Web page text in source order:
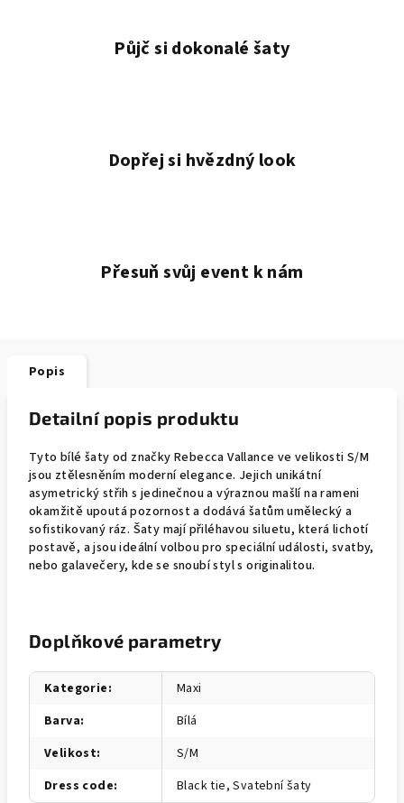
Půjč si dokonalé šaty
Dopřej si hvězdný look
Přesuň svůj event k nám
Popis
Detailní popis produktu
Tyto bílé šaty od značky Rebecca Vallance ve velikosti S/M
jsou ztělesněním moderní elegance. Jejich unikátní
asymetrický střih s jedinečnou a výraznou mašlí na rameni
okamžitě upoutá pozornost a dodává šatům umělecký a
sofistikovaný ráz. Šaty mají přiléhavou siluetu, která lichotí
postavě, a jsou ideální volbou pro speciální události, svatby,
nebo galavečery, kde se snoubí styl s originalitou.
Doplňkové parametry
Kategorie:
Maxi
Barva:
Bílá
Velikost:
S/M
Dress code: Black tie, Svatební šaty